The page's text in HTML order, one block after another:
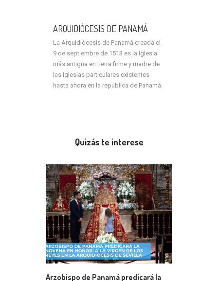
ARQUIDIÓCESIS DE PANAMÁ
La Arquidiócesis de Panamá creada el
9 de septiembre de 1513 es la Iglesia
más antigua en tierra firme y madre de
las Iglesias particulares existentes
hasta ahora en la república de Panamá.
Quizás te interese
Arzobispo de Panamá predicará la